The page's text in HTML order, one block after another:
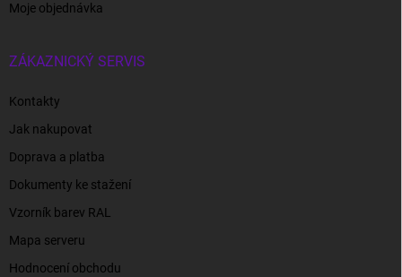
Moje objednávka
ZÁKAZNICKÝ SERVIS
Kontakty
Jak nakupovat
Doprava a platba
Dokumenty ke stažení
Vzorník barev RAL
Mapa serveru
Hodnocení obchodu